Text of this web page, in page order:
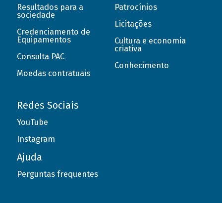
Resultados para a
sociedade
Credenciamento de
Equipamentos
Consulta PAC
Moedas contratuais
Patrocínios
Licitações
Cultura e economia
criativa
Conhecimento
Redes Sociais
YouTube
Instagram
Ajuda
Perguntas frequentes